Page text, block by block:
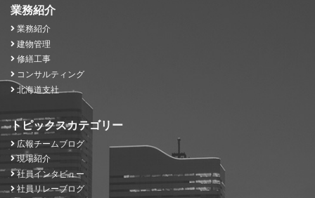
業務紹介
業務紹介
建物管理
修繕工事
コンサルティング
北海道支社
トピックスカテゴリー
広報チームブログ
現場紹介
社員インタビュー
社員リレーブログ